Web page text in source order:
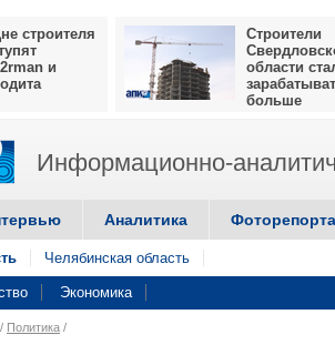
строителя
и
Строители
области
больше
Информационно-
Аналитика
Челябинская область
Экономика
/ Политика /